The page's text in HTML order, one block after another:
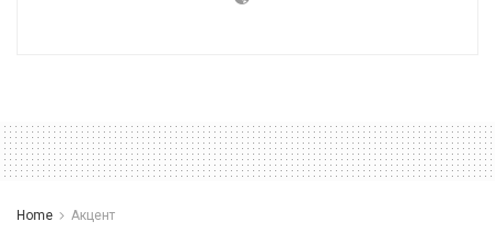
Home Акцент